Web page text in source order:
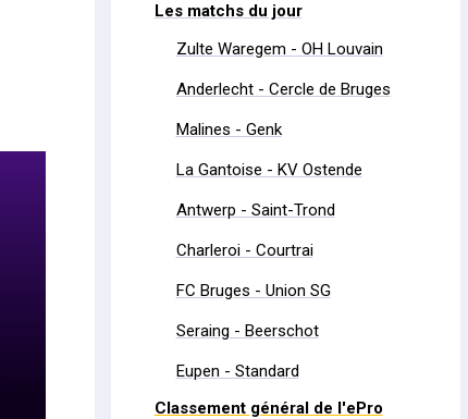
​Les matchs du jour
Zulte Waregem - OH Louvain
Anderlecht - Cercle de Bruges
Malines - Genk
La Gantoise - KV Ostende
Antwerp - Saint-Trond
Charleroi - Courtrai
FC Bruges - Union SG
Seraing - Beerschot
Eupen - Standard
Classement général de l'ePro